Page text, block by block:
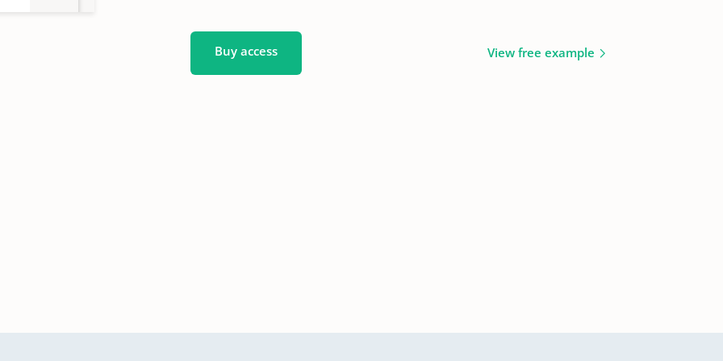
Buy access View free example